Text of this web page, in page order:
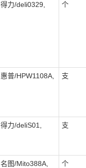
得力/deli0329, 个
惠普/HPW1108A, 支
得力/deliS01, 支
名图/Mito388A, 个